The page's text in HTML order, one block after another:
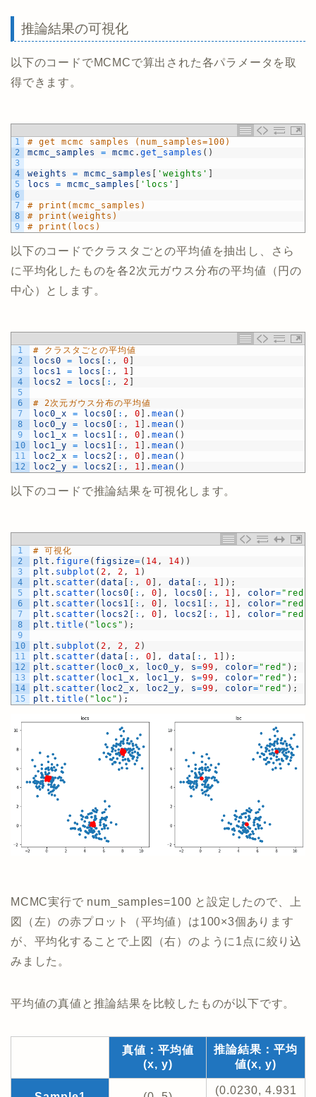
推論結果の可視化
以下のコードでMCMCで算出された各パラメータを取
得できます。
1
2
3
4
5
6
7
8
9
# get mcmc samples (num_samples=100)
mcmc_samples
= mcmc . get_samples ( )
weights = mcmc_samples 'weights'
locs
= mcmc_samples 'locs'
# print(mcmc_samples)
# print(weights)
# print(locs)
以下のコードでクラスタごとの平均値を抽出し、さら
に平均化したものを各2次元ガウス分布の平均値（円の
中心）とします。
1
2
3
4
5
6
7
8
9
10
11
12
# クラスタごとの平均値
locs0
= locs : , 0
locs1
= locs : , 1
locs2
= locs : , 2
# 2次元ガウス分布の平均値
loc0_x
= locs0 : , 0 . mean ( )
loc0_y
= locs0 : , 1 . mean ( )
loc1_x
= locs1 : , 0 . mean ( )
loc1_y
= locs1 : , 1 . mean ( )
loc2_x
= locs2 : , 0 . mean ( )
loc2_y
= locs2 : , 1 . mean ( )
以下のコードで推論結果を可視化します。
1
2
3
4
5
6
7
8
9
10
11
12
13
14
15
# 可視化
plt . figure ( figsize= ( 14 , 14 ) )
plt . subplot ( 2 , 2 , 1 )
plt . scatter ( data : , 0 , data : , 1 ) ;
plt . scatter ( locs0 : , 0 , locs0 : , 1 , color= "red"
plt . scatter ( locs1 : , 0 , locs1 : , 1 , color= "red"
plt . scatter ( locs2 : , 0 , locs2 : , 1 , color= "red"
plt . title ( "locs" ) ;
plt . subplot ( 2 , 2 , 2 )
plt . scatter ( data : , 0 , data : , 1 ) ;
plt . scatter ( loc0_x , loc0_y , s=99 , color= "red" ) ;
plt . scatter ( loc1_x , loc1_y , s=99 , color= "red" ) ;
plt . scatter ( loc2_x , loc2_y , s=99 , color= "red" ) ;
plt . title ( "loc" ) ;
MCMC実行で num_samples=100 と設定したので、上
図（左）の赤プロット（平均値）は100×3個あります
が、平均化することで上図（右）のように1点に絞り込
みました。
平均値の真値と推論結果を比較したものが以下です。
真値：平均値
(x, y)
推論結果：平均
値(x, y)
(0.0230, 4.931